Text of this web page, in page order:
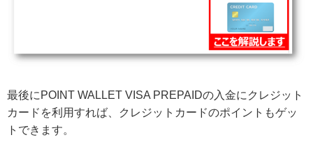
最後にPOINT WALLET VISA PREPAIDの入金にクレジット
カードを利用すれば、クレジットカードのポイントもゲッ
トできます。